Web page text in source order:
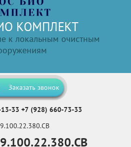
КОМПЛЕКТ
к локальным очистным
Заказать звонок
33 +7 (928) 660-73-33